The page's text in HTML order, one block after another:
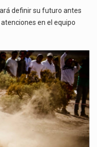
definir su futuro antes
en el equipo